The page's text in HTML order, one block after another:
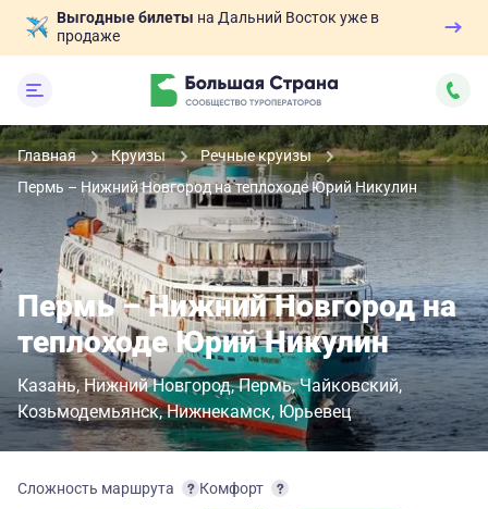
Выгодные билеты на Дальний Восток уже в
продаже
Главная Круизы
Речные круизы
Пермь – Нижний Новгород на теплоходе Юрий Никулин
Пермь – Нижний Новгород на
теплоходе Юрий Никулин
Казань Нижний Новгород Пермь Чайковский
Козьмодемьянск Нижнекамск Юрьевец
Сложность маршрута Комфорт